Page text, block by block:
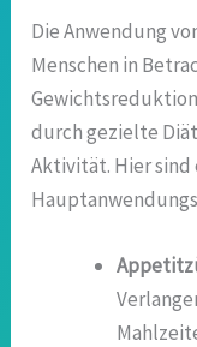
Die Anwendung
Menschen in
durch gezielte
Aktivität. Hier sind